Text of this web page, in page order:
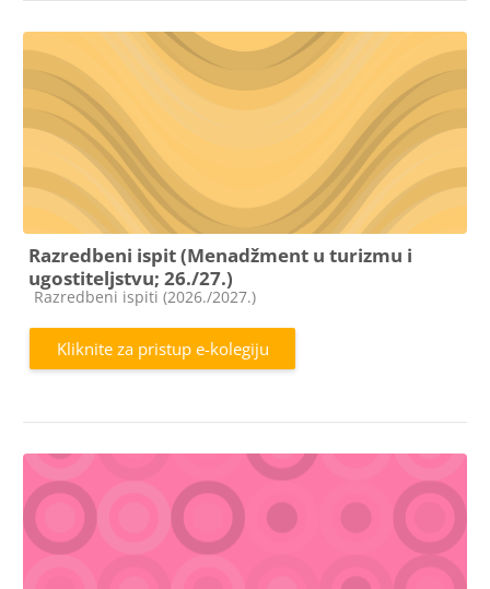
Razredbeni ispit (Menadžment u turizmu i
ugostiteljstvu; 26./27.)
Kategorija e-kolegija
Razredbeni ispiti (2026./2027.)
Kliknite za pristup e-kolegiju